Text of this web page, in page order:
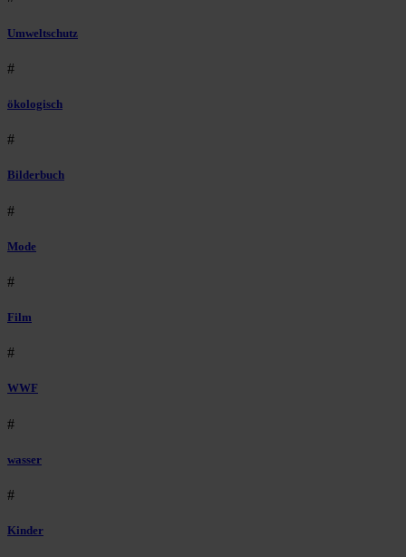
Umweltschutz
#
ökologisch
#
Bilderbuch
#
Mode
#
Film
#
WWF
#
wasser
#
Kinder